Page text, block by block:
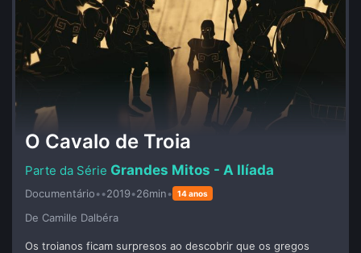
O Cavalo de Troia
Grandes Mitos - A Ilíada
Documentário••2019•26min• 14 anos
De Camille Dalbéra
Os troianos ficam surpresos ao descobrir que os gregos